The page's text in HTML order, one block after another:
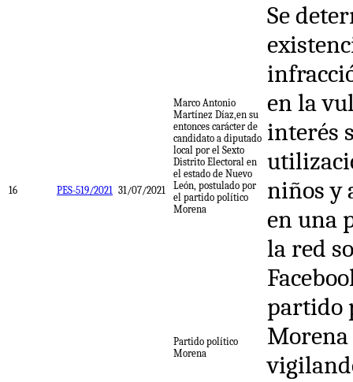
16 PES-519/2021 31/07/2021
Marco Antonio
Martínez Díaz,en su
entonces carácter de
candidato a diputado
local por el Sexto
Distrito Electoral en
el estado de Nuevo
León, postulado por
el partido político
Morena
Se
en la
interés
niños y
en una
la red
partido
Partido político
Morena